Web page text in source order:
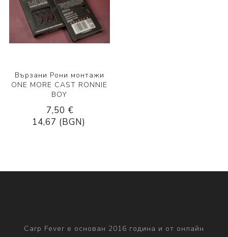
Вързани Рони монтажи
ONE MORE CAST RONNIE
BOY
7,50 €
14,67 (BGN)
Carp Fever е основан 2016 година и от онлайн